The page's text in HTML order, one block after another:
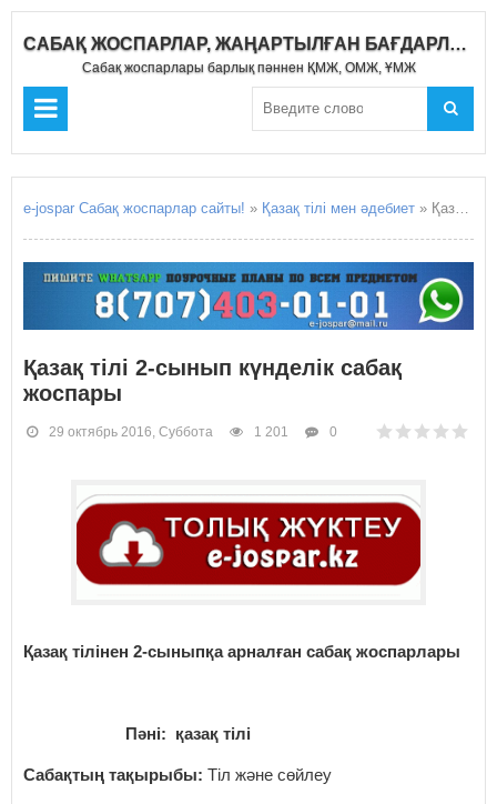
САБАҚ ЖОСПАРЛАР, ЖАҢАРТЫЛҒАН БАҒДАРЛАМА 2019-2020
Сабақ жоспарлары барлық пәннен ҚМЖ, ОМЖ, ҰМЖ
e-jospar Сабақ жоспарлар сайты! » Қазақ тілі мен әдебиет » Қазақ тілі 2-сынып күнделік сабақ жоспары
Қазақ тілі 2-сынып күнделік сабақ
жоспары
29 октябрь 2016, Суббота 1 201 0
Қазақ тілінен 2-сыныпқа арналған сабақ жоспарлары
Пәні: қазақ тілі
Сабақтың тақырыбы: Тіл және сөйлеу